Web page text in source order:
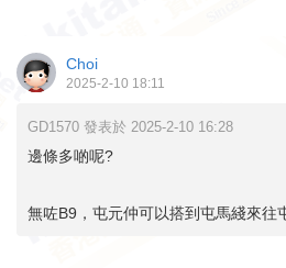
Choi
2025-2-10 18:11
GD1570 發表於 2025-2-10 16:28
邊條多啲呢?
無咗B9，屯元仲可以搭到屯馬綫來往